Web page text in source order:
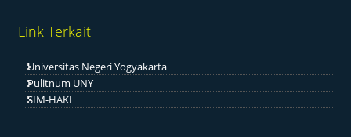
Link Terkait
Universitas Negeri Yogyakarta
Pulitnum UNY
SIM-HAKI